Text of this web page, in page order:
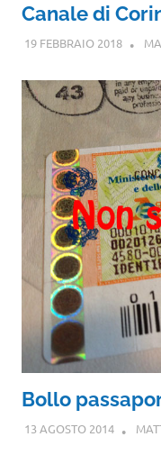
Canale di
19 FEBBRAIO 2018
Bollo
13 AGOSTO 2014